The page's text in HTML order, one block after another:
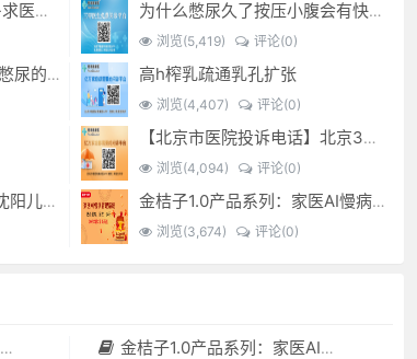
经常sm灌肠有什么危害吗-求医问药- 为什么憋尿久了按压小腹会有快感_-
浏览(5,419) 评论(0)
憋尿时 按压小腹产生快感(憋尿的时候按压小腹是什么感觉) 高h榨乳疏通乳孔扩张
浏览(4,407) 评论(0)
【北京市医院投诉电话】北京301医院电话--(北京301医院投诉电话多少)
浏览(4,094) 评论(0)
沈阳儿科排名前十的医院(沈阳儿科最好的医院) 金桔子1.0产品系列：家医AI慢病管理项目全国招募区域合伙人，低投入，高回报，长收益
浏览(3,674) 评论(0)
金桔子1.0产品系列：家医AI慢病管理项目全国招募区域合伙人，低投入，高回报，长收益